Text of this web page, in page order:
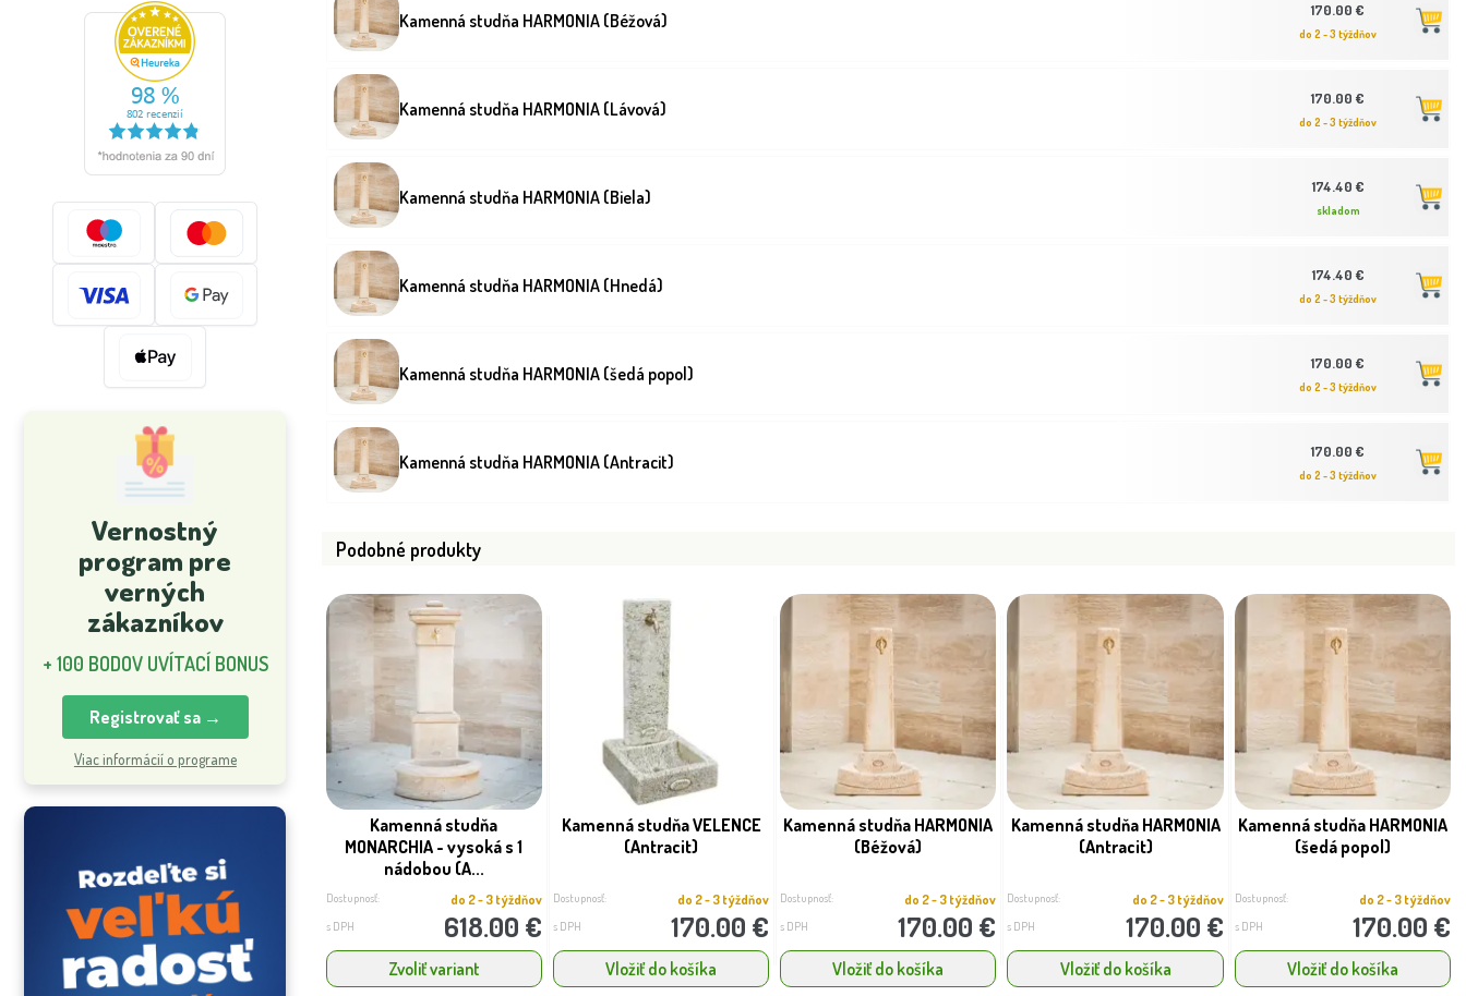
Vernostný
program pre
verných
zákazníkov
+ 100 BODOV UVÍTACÍ BONUS
Registrovať sa →
Viac informácií o programe
Kamenná studňa HARMONIA (Béžová) 170.00 €
do 2 - 3 týždňov
Kamenná studňa HARMONIA (Lávová) 170.00 €
do 2 - 3 týždňov
Kamenná studňa HARMONIA (Biela) 174.40 €
skladom
Kamenná studňa HARMONIA (Hnedá) 174.40 €
do 2 - 3 týždňov
Kamenná studňa HARMONIA (šedá popol) 170.00 €
do 2 - 3 týždňov
Kamenná studňa HARMONIA (Antracit) 170.00 €
do 2 - 3 týždňov
Podobné produkty
Kamenná studňa
MONARCHIA - vysoká s 1
nádobou (A...
Dostupnosť: do 2 - 3 týždňov
s DPH 618.00 €
Zvoliť variant
Kamenná studňa VELENCE
(Antracit)
Dostupnosť: do 2 - 3 týždňov
s DPH 170.00 €
Vložiť do košíka
Kamenná studňa HARMONIA
(Béžová)
Dostupnosť: do 2 - 3 týždňov
s DPH 170.00 €
Vložiť do košíka
Kamenná studňa HARMONIA
(Antracit)
Dostupnosť: do 2 - 3 týždňov
s DPH 170.00 €
Vložiť do košíka
Kamenná studňa HARMONIA
(šedá popol)
Dostupnosť: do 2 - 3 týždňov
s DPH 170.00 €
Vložiť do košíka